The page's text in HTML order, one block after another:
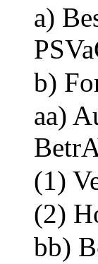
a)
b)
aa)
(1)
(2)
bb)